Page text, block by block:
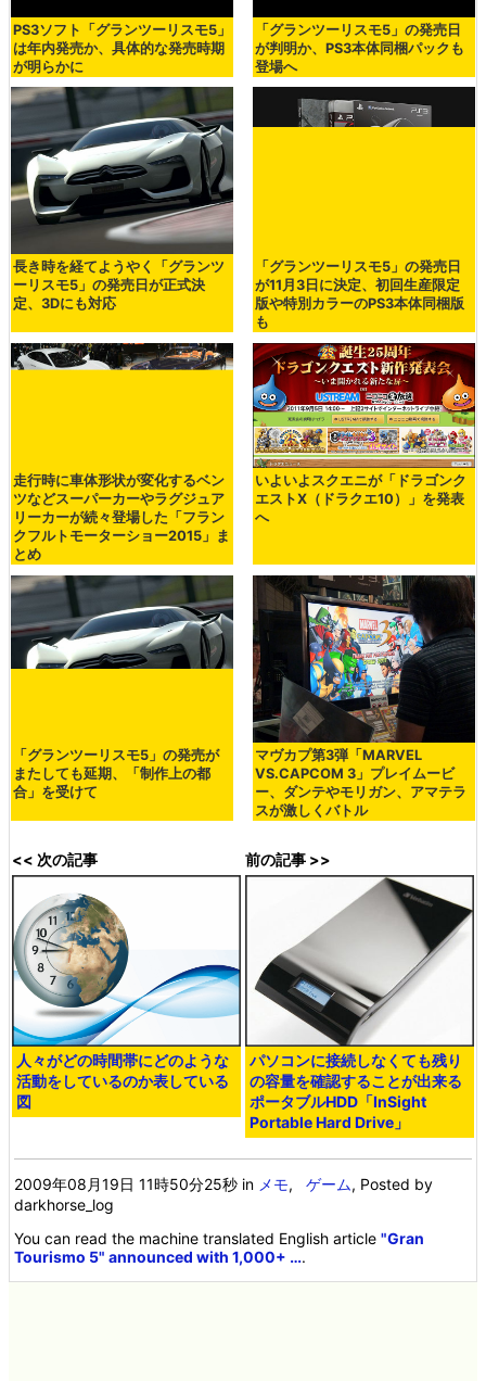
PS3ソフト「グランツーリスモ5」
は年内発売か、具体的な発売時期
が明らかに
「グランツーリスモ5」の発売日
が判明か、PS3本体同梱パックも
登場へ
長き時を経てようやく「グランツ
ーリスモ5」の発売日が正式決
定、3Dにも対応
「グランツーリスモ5」の発売日
が11月3日に決定、初回生産限定
版や特別カラーのPS3本体同梱版
も
走行時に車体形状が変化するベン
ツなどスーパーカーやラグジュア
リーカーが続々登場した「フラン
クフルトモーターショー2015」ま
とめ
いよいよスクエニが「ドラゴンク
エストX（ドラクエ10）」を発表
へ
「グランツーリスモ5」の発売が
またしても延期、「制作上の都
合」を受けて
マヴカプ第3弾「MARVEL
VS.CAPCOM 3」プレイムービ
ー、ダンテやモリガン、アマテラ
スが激しくバトル
<< 次の記事
人々がどの時間帯にどのような
活動をしているのか表している
図
前の記事 >>
パソコンに接続しなくても残り
の容量を確認することが出来る
ポータブルHDD「InSight
Portable Hard Drive」
2009年08月19日 11時50分25秒 in メモ,ゲーム, Posted by
darkhorse_log
You can read the machine translated English article"Gran
Tourismo 5" announced with 1,000+ ….